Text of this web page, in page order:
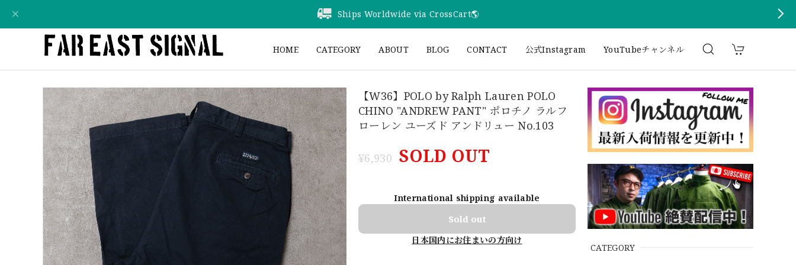
Ships Worldwide via CrossCart🌎️
HOME CATEGORY ABOUT BLOG CONTACT 公式Instagram YouTubeチャンネル
CATEGORY
【W36】POLO by Ralph Lauren POLO
CHINO "ANDREW PANT" ポロチノ ラルフ
ローレン ユーズド アンドリュー No.103
¥6,930 SOLD OUT
International shipping available
Sold out
日本国内にお住まいの方向け